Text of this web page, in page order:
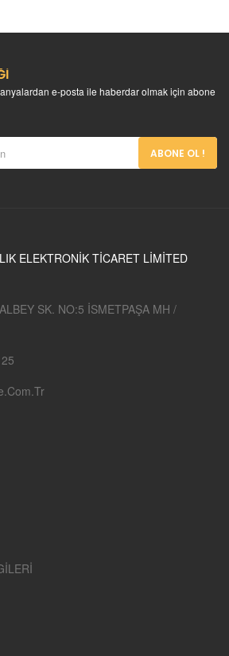
e-posta ile haberdar olmak için abone
ABONE OL !
ELEKTRONİK TİCARET LİMİTED
SK. NO:5 İSMETPAŞA MH /